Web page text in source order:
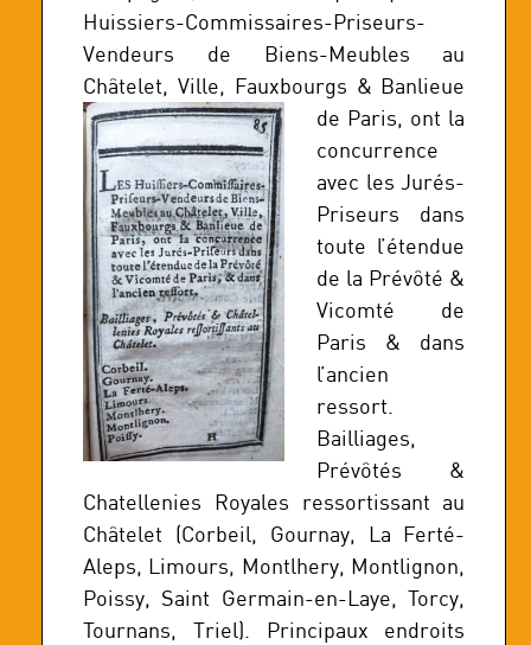
Huissiers-Commissaires-Priseurs-
Vendeurs de Biens-Meubles au
Châtelet, Ville, Fauxbourgs & Banlieue
de Paris, ont la
concurrence
avec les Jurés-
Priseurs dans
toute l’étendue
de la Prévôté &
Vicomté de
Paris & dans
l’ancien
ressort.
Bailliages,
Prévôtés &
Chatellenies Royales ressortissant au
Châtelet (Corbeil, Gournay, La Ferté-
Aleps, Limours, Montlhery, Montlignon,
Poissy, Saint Germain-en-Laye, Torcy,
Tournans, Triel). Principaux endroits